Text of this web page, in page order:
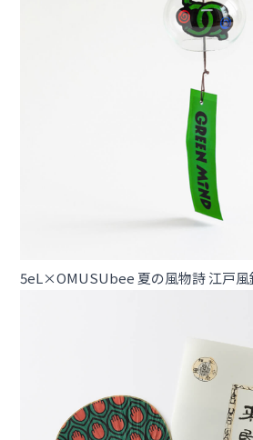
5eL×OMUSUbee 夏の風物詩 江戸風